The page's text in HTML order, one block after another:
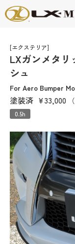
[エクステリア]
LXガンメタリ
シュ
For Aero Bumper
塗装済 ¥33,000
0.5h